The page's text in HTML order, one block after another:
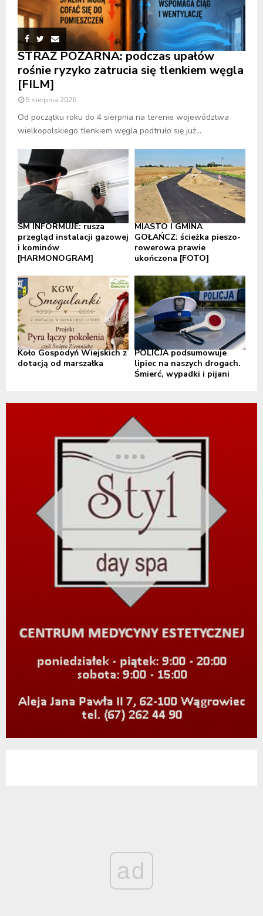
STRAŻ POŻARNA: podczas upałów
rośnie ryzyko zatrucia się tlenkiem węgla
[FILM]
5 sierpnia 2026
Od początku roku do 4 sierpnia na terenie województwa
wielkopolskiego tlenkiem węgla podtruło się już...
SM INFORMUJE: rusza
przegląd instalacji gazowej
i kominów
[HARMONOGRAM]
MIASTO I GMINA
GOŁAŃCZ: ścieżka pieszo-
rowerowa prawie
ukończona [FOTO]
Koło Gospodyń Wiejskich z
dotacją od marszałka
POLICJA podsumowuje
lipiec na naszych drogach.
Śmierć, wypadki i pijani
ad